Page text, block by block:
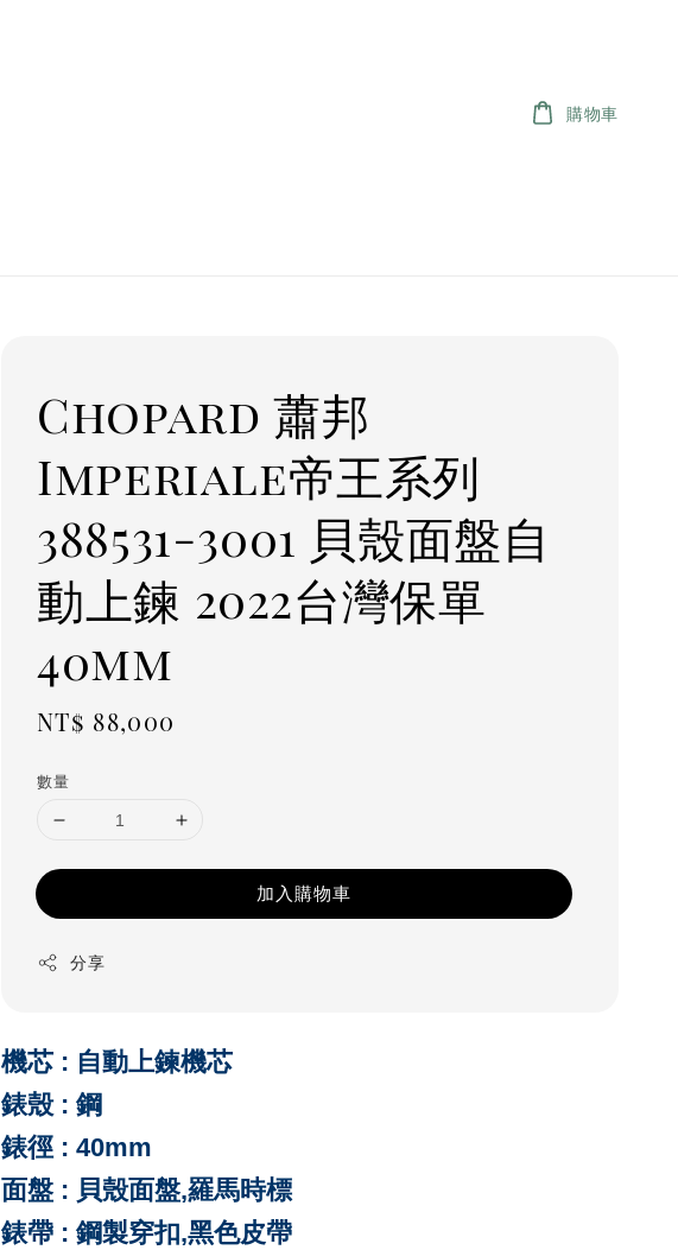
購物車
Chopard 蕭邦
Imperiale帝王系列
388531-3001 貝殼面盤自
動上鍊 2022台灣保單
40mm
Regular
NT$ 88,000
數量
加入購物車
分享
機芯 : 自動上鍊機芯
錶殼 :鋼
錶徑 : 40mm
面盤 : 貝殼面盤,羅馬時標
錶帶 : 鋼製穿扣,黑色皮帶